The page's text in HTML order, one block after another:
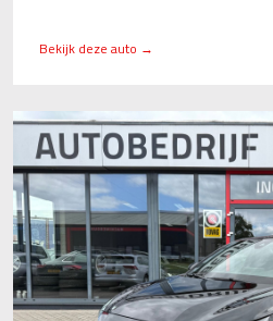
Bekijk deze auto →